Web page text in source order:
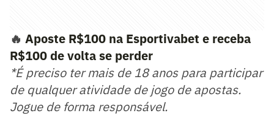
🔥 Aposte R$100 na Esportivabet e receba
R$100 de volta se perder
*É preciso ter mais de 18 anos para participar
de qualquer atividade de jogo de apostas.
Jogue de forma responsável.